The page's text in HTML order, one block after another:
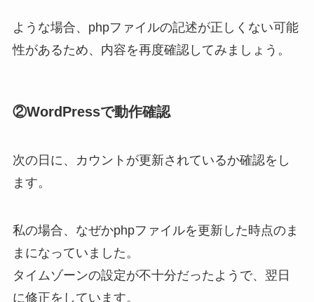
ような場合、phpファイルの記述が正しくない可能
性があるため、内容を再度確認してみましょう。
②WordPressで動作確認
次の日に、カウントが更新されているか確認をし
ます。
私の場合、なぜかphpファイルを更新した時点のま
まになっていました。
タイムゾーンの設定が不十分だったようで、翌日
に修正をしています。